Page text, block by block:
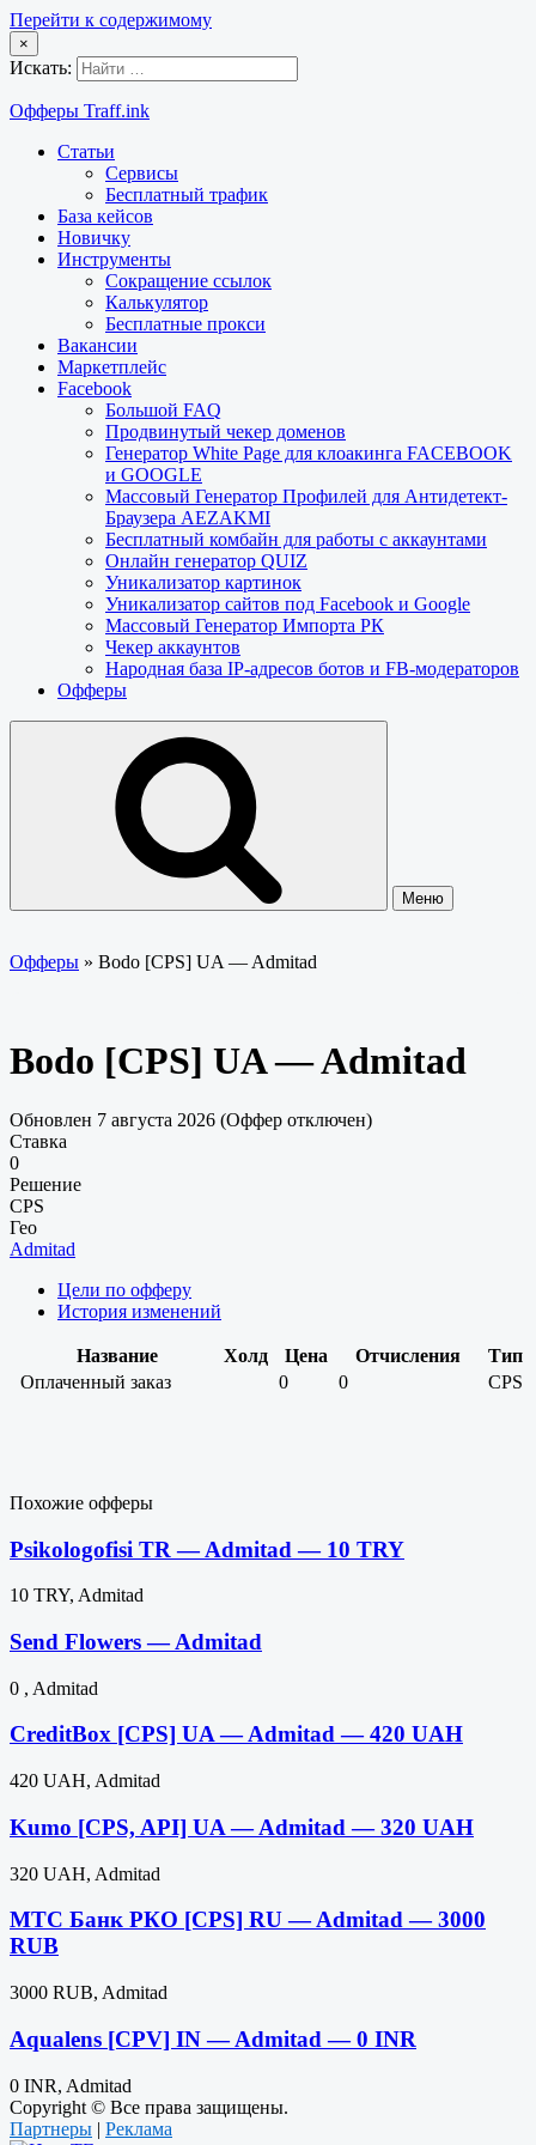
Перейти к содержимому
×
Искать:
Офферы Traff.ink
Статьи
Сервисы
Бесплатный трафик
База кейсов
Новичку
Инструменты
Сокращение ссылок
Калькулятор
Бесплатные прокси
Вакансии
Маркетплейс
Facebook
Большой FAQ
Продвинутый чекер доменов
Генератор White Page для клоакинга FACEBOOK
и GOOGLE
Массовый Генератор Профилей для Антидетект-
Браузера AEZAKMI
Бесплатный комбайн для работы с аккаунтами
Онлайн генератор QUIZ
Уникализатор картинок
Уникализатор сайтов под Facebook и Google
Массовый Генератор Импорта РК
Чекер аккаунтов
Народная база IP-адресов ботов и FB-модераторов
Офферы
Меню
Офферы » Bodo [CPS] UA — Admitad
Bodo [CPS] UA — Admitad
Обновлен 7 августа 2026 (Оффер отключен)
Ставка
0
Решение
CPS
Гео
Admitad
Цели по офферу
История изменений
Название Холд Цена Отчисления
Тип
Оплаченный заказ
0 0 CPS
Похожие офферы
Psikologofisi TR — Admitad — 10 TRY
10 TRY, Admitad
Send Flowers — Admitad
0 , Admitad
CreditBox [CPS] UA — Admitad — 420 UAH
420 UAH, Admitad
Kumo [CPS, API] UA — Admitad — 320 UAH
320 UAH, Admitad
МТС Банк РКО [CPS] RU — Admitad — 3000
RUB
3000 RUB, Admitad
Aqualens [CPV] IN — Admitad — 0 INR
0 INR, Admitad
Copyright © Все права защищены.
Партнеры | Реклама